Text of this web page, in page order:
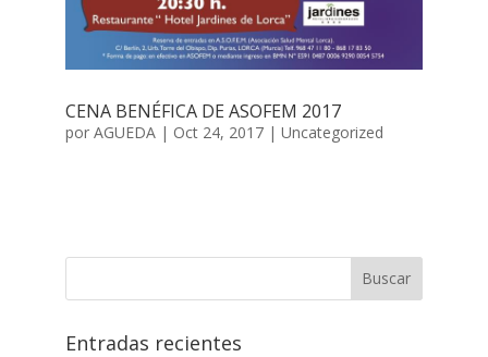
CENA BENÉFICA DE ASOFEM 2017
por AGUEDA| Oct 24, 2017| Uncategorized
Entradas recientes